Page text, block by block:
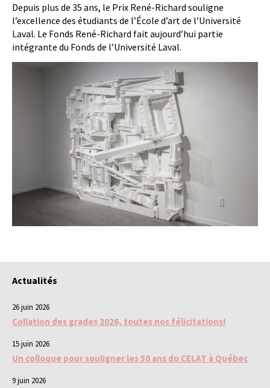
Depuis plus de 35 ans, le Prix René-Richard souligne
l’excellence des étudiants de l’École d’art de l’Université
Laval. Le Fonds René-Richard fait aujourd’hui partie
intégrante du Fonds de l’Université Laval.
Actualités
26 juin 2026
Collation des grades 2026, toutes nos félicitations!
15 juin 2026
Un colloque pour souligner les 50 ans du CELAT à Québec
9 juin 2026